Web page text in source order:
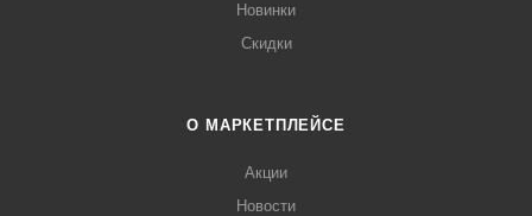
Новинки
Скидки
О МАРКЕТПЛЕЙСЕ
Акции
Новости